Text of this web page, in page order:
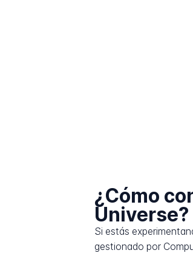
¿Cómo
Universe?
Si estás
gestionado por